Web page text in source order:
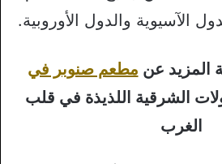
الآسيوية والدول الأوروبية.
المزيد عن مطعم صنوبر في
الشرقية اللذيذة في قلب
الغرب